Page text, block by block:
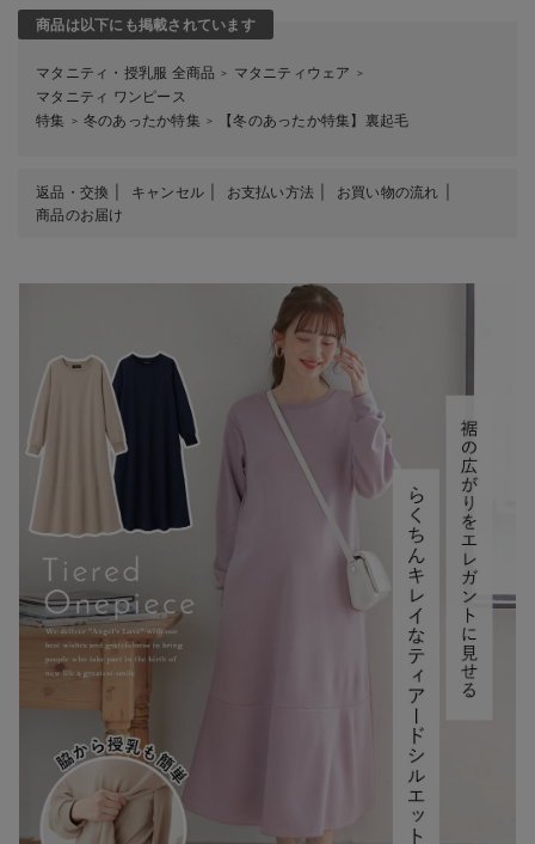
商品は以下にも掲載されています
マタニティ・授乳服 全商品 ＞ マタニティウェア ＞
マタニティ ワンピース
特集
＞ 冬のあったか特集 ＞ 【冬のあったか特集】裏起毛
返品・交換 キャンセル お支払い方法
お買い物の流れ
商品のお届け